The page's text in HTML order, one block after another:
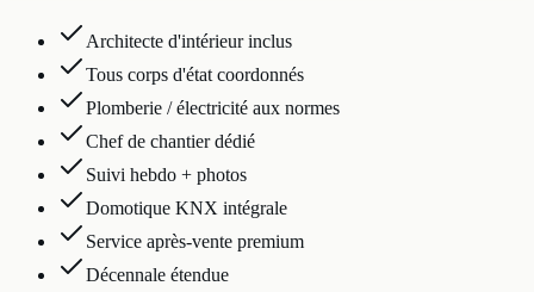
Architecte d'intérieur inclus
Tous corps d'état coordonnés
Plomberie / électricité aux normes
Chef de chantier dédié
Suivi hebdo + photos
Domotique KNX intégrale
Service après-vente premium
Décennale étendue